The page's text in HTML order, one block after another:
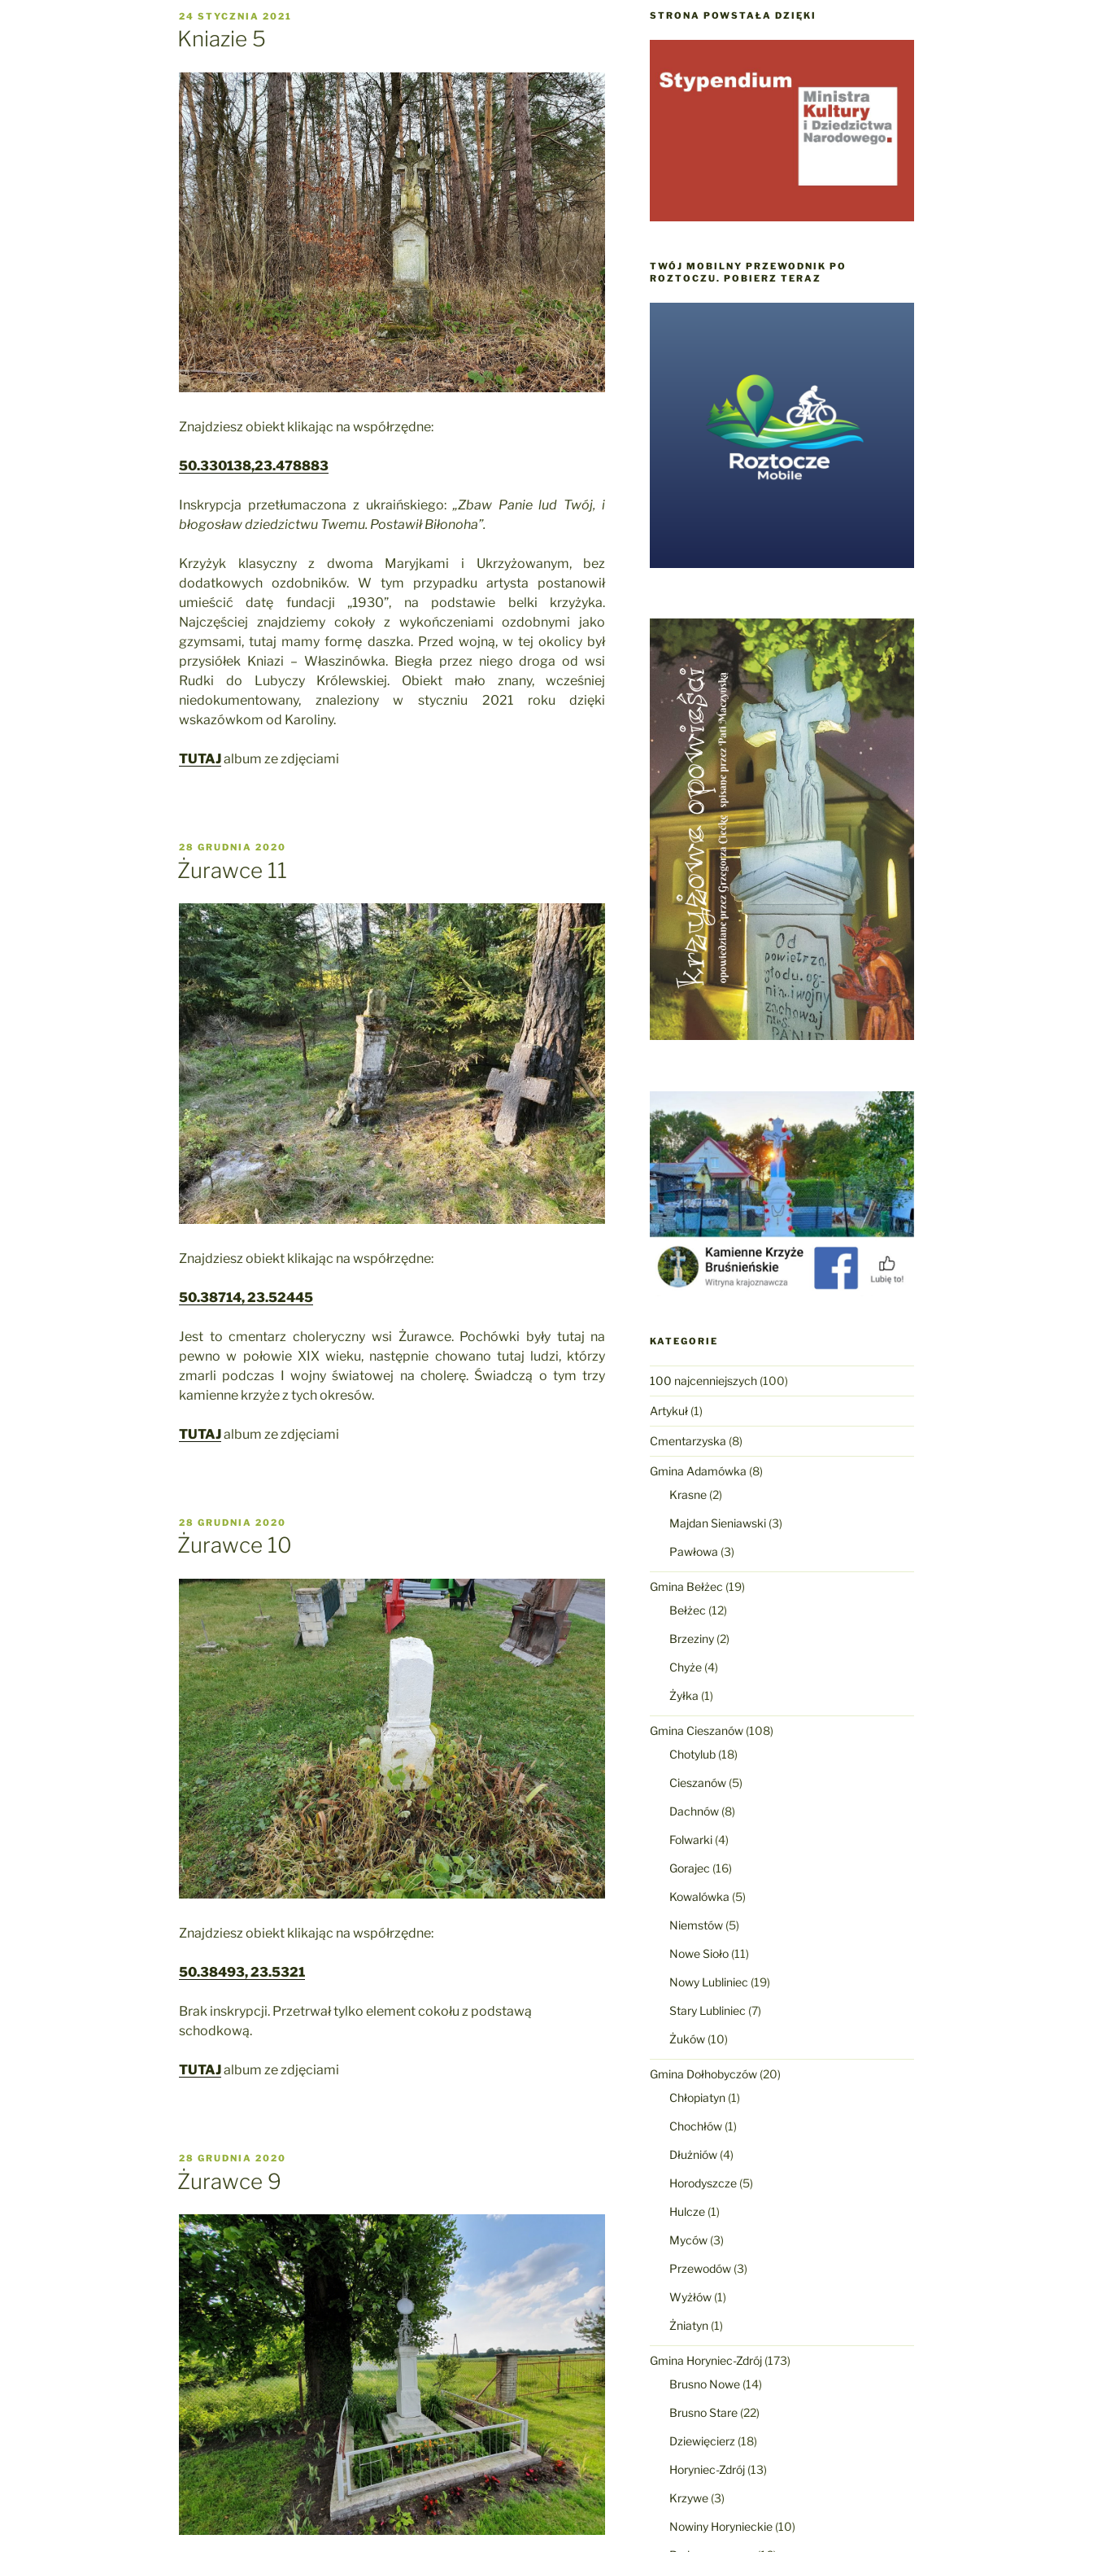
OPUBLIKOWANE
W
24 STYCZNIA 2021
Kniazie 5
Znajdziesz obiekt klikając na współrzędne:
50.330138,23.478883
Inskrypcja przetłumaczona z ukraińskiego:„Zbaw Panie lud Twój, i
błogosław dziedzictwu Twemu. Postawił Biłonoha”.
Krzyżyk klasyczny z dwoma Maryjkami i Ukrzyżowanym, bez
dodatkowych ozdobników. W tym przypadku artysta postanowił
umieścić datę fundacji „1930”, na podstawie belki krzyżyka.
Najczęściej znajdziemy cokoły z wykończeniami ozdobnymi jako
gzymsami, tutaj mamy formę daszka. Przed wojną, w tej okolicy był
przysiółek Kniazi – Właszinówka. Biegła przez niego droga od wsi
Rudki do Lubyczy Królewskiej. Obiekt mało znany, wcześniej
niedokumentowany, znaleziony w styczniu 2021 roku dzięki
wskazówkom od Karoliny.
TUTAJalbum ze zdjęciami
OPUBLIKOWANE
W
28 GRUDNIA 2020
Żurawce 11
Znajdziesz obiekt klikając na współrzędne:
50.38714, 23.52445
Jest to cmentarz choleryczny wsi Żurawce. Pochówki były tutaj na
pewno w połowie XIX wieku, następnie chowano tutaj ludzi, którzy
zmarli podczas I wojny światowej na cholerę. Świadczą o tym trzy
kamienne krzyże z tych okresów.
TUTAJalbum ze zdjęciami
OPUBLIKOWANE
W
28 GRUDNIA 2020
Żurawce 10
Znajdziesz obiekt klikając na współrzędne:
50.38493, 23.5321
Brak inskrypcji. Przetrwał tylko element cokołu z podstawą
schodkową.
TUTAJalbum ze zdjęciami
OPUBLIKOWANE
W
28 GRUDNIA 2020
Żurawce 9
STRONA POWSTAŁA DZIĘKI
TWÓJ MOBILNY PRZEWODNIK PO
ROZTOCZU. POBIERZ TERAZ
KATEGORIE
100 najcenniejszych(100)
Artykuł(1)
Cmentarzyska (8)
Gmina Adamówka (8)
Krasne(2)
Majdan Sieniawski(3)
Pawłowa (3)
Gmina Bełżec (19)
Bełżec (12)
Brzeziny(2)
Chyże(4)
Żyłka (1)
Gmina Cieszanów(108)
Chotylub(18)
Cieszanów(5)
Dachnów(8)
Folwarki(4)
Gorajec (16)
Kowalówka (5)
Niemstów(5)
Nowe Sioło(11)
Nowy Lubliniec (19)
Stary Lubliniec (7)
Żuków(10)
Gmina Dołhobyczów(20)
Chłopiatyn(1)
Chochłów(1)
Dłużniów(4)
Horodyszcze(5)
Hulcze(1)
Myców(3)
Przewodów(3)
Wyżłów(1)
Żniatyn(1)
Gmina Horyniec-Zdrój(173)
Brusno Nowe(14)
Brusno Stare(22)
Dziewięcierz (18)
Horyniec-Zdrój(13)
Krzywe(3)
Nowiny Horynieckie(10)